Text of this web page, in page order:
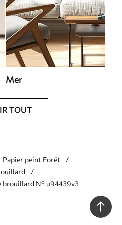
Mer
TOUT
Papier peint Forêt
brouillard N° u94439v3